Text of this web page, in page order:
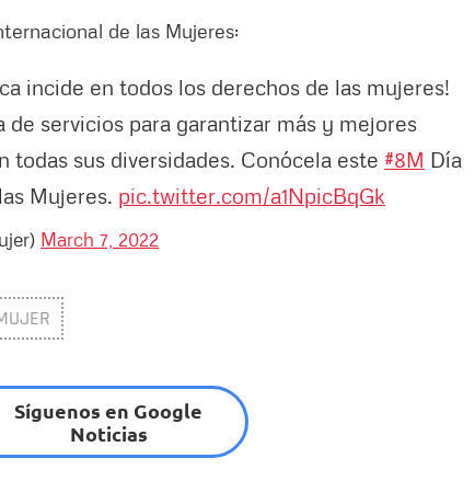
de las Mujeres:
incide en todos los derechos de las mujeres!
servicios para garantizar más y mejores
todas sus diversidades. Conócela este #8M Día
Mujeres. pic.twitter.com/a1NpicBqGk
March 7, 2022
Síguenos en Google
Noticias